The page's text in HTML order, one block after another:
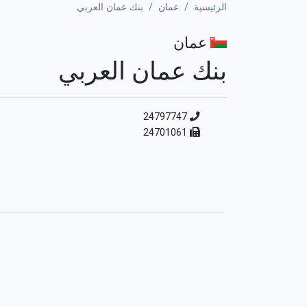
الرئيسية عمان بنك عمان العربي
عمان
بنك عمان العربي